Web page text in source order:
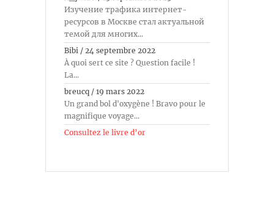
Изучение трафика интернет-
ресурсов в Москве стал актуальной
темой для многих...
Bibi / 24 septembre 2022
À quoi sert ce site ? Question facile !
La...
breucq / 19 mars 2022
Un grand bol d'oxygène ! Bravo pour le
magnifique voyage...
Consultez le livre d’or